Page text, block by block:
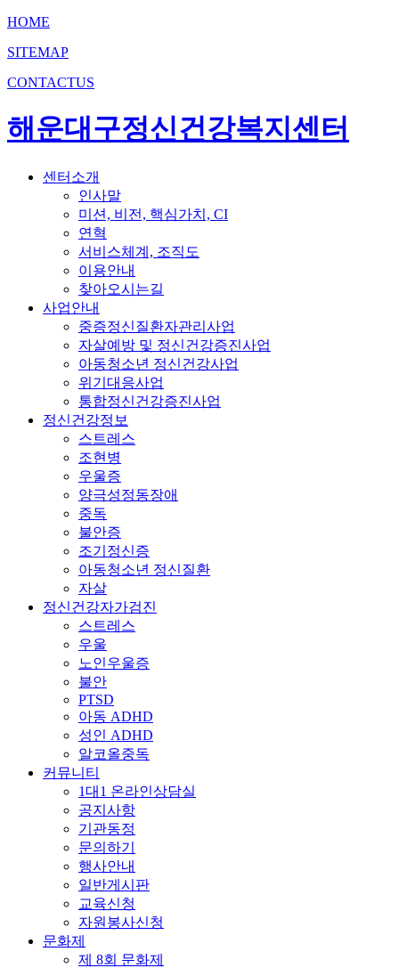
HOME
SITEMAP
CONTACTUS
해운대구정신건강복지센터
센터소개
인사말
미션, 비전, 핵심가치, CI
연혁
서비스체계, 조직도
이용안내
찾아오시는길
사업안내
중증정신질환자관리사업
자살예방 및 정신건강증진사업
아동청소년 정신건강사업
위기대응사업
통합정신건강증진사업
정신건강정보
스트레스
조현병
우울증
양극성정동장애
중독
불안증
조기정신증
아동청소년 정신질환
자살
정신건강자가검진
스트레스
우울
노인우울증
불안
PTSD
아동 ADHD
성인 ADHD
알코올중독
커뮤니티
1대1 온라인상담실
공지사항
기관동정
문의하기
행사안내
일반게시판
교육신청
자원봉사신청
문화제
제 8회 문화제